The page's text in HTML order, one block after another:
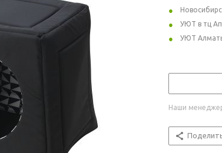
УЮТ в тц
УЮТ
Наши